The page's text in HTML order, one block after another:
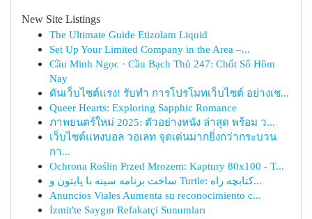
New Site Listings
The Ultimate Guide Etizolam Liquid
Set Up Your Limited Company in the Area –...
Cầu Minh Ngọc · Cầu Bạch Thủ 247: Chốt Số Hôm
Nay
ดันเว็บไซต์แรง! รับทำ การโปรโมทเว็บไซต์ อย่างเช...
Queer Hearts: Exploring Sapphic Romance
ภาพยนตร์ใหม่ 2025: ตัวอย่างหนัง ล่าสุด พร้อม ว...
เว็บไซต์แทงบอล วอเลท จุดเด่นมากยิ่งกว่ากระบวน
กา...
Ochrona Roślin Przed Mrozem: Kaptury 80x100 - T...
ساخت برنامه سینه با پایتون و Turtle: کتابچه راه...
Anuncios Viales Aumenta su reconocimiento c...
İzmit'te Saygın Refakatçi Sunumları